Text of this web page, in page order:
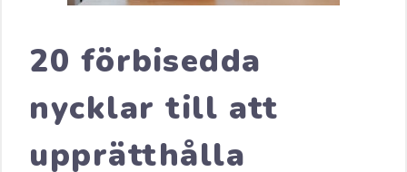
20 förbisedda
nycklar till att
upprätthålla